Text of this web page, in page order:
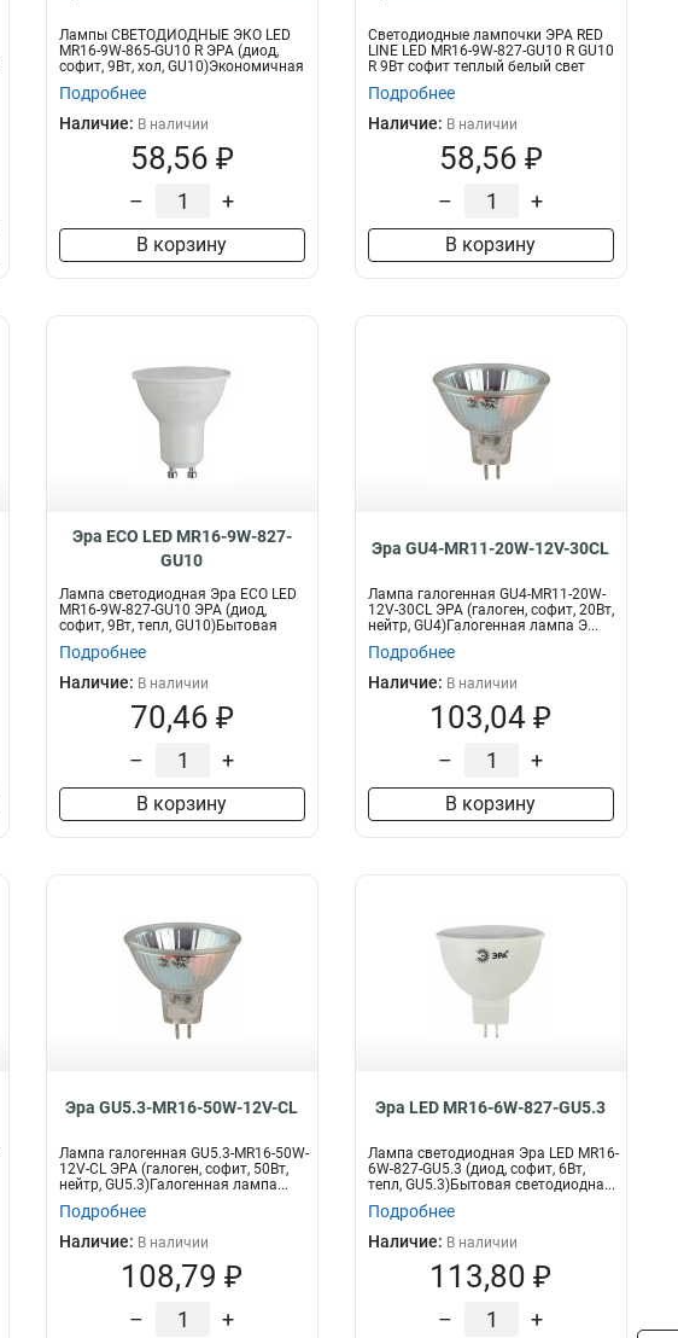
Лампы СВЕТОДИОДНЫЕ ЭКО LED
MR16-9W-865-GU10 R ЭРА (диод,
софит, 9Вт, хол, GU10)Экономичная
Подробнее
Наличие: В наличии
58,56 ₽
– +
В корзину
Светодиодные лампочки ЭРА RED
LINE LED MR16-9W-827-GU10 R GU10
R 9Вт софит теплый белый свет
Подробнее
Наличие: В наличии
58,56 ₽
– +
В корзину
Эра ECO LED MR16-9W-827-
GU10
Лампа светодиодная Эра ECO LED
MR16-9W-827-GU10 ЭРА (диод,
софит, 9Вт, тепл, GU10)Бытовая
Подробнее
Наличие: В наличии
70,46 ₽
– +
В корзину
Эра GU4-MR11-20W-12V-30CL
Лампа галогенная GU4-MR11-20W-
12V-30CL ЭРА (галоген, софит, 20Вт,
нейтр, GU4)Галогенная лампа Э...
Подробнее
Наличие: В наличии
103,04 ₽
– +
В корзину
Эра GU5.3-MR16-50W-12V-CL
Лампа галогенная GU5.3-MR16-50W-
12V-CL ЭРА (галоген, софит, 50Вт,
нейтр, GU5.3)Галогенная лампа...
Подробнее
Наличие: В наличии
108,79 ₽
– +
Эра LED MR16-6W-827-GU5.3
Лампа светодиодная Эра LED MR16-
6W-827-GU5.3 (диод, софит, 6Вт,
тепл, GU5.3)Бытовая светодиодна...
Подробнее
Наличие: В наличии
113,80 ₽
– +